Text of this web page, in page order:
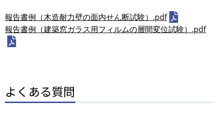
報告書例（木造耐力壁の面内せん断試験）.pdf
報告書例（建築窓ガラス用フィルムの層間変位試験）.pdf
よくある質問